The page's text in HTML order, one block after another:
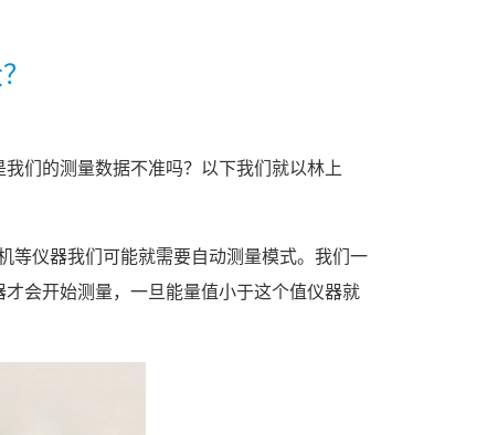
们的测量数据不准吗？以下我们就以林上
等仪器我们可能就需要自动测量模式。我们一
会开始测量，一旦能量值小于这个值仪器就